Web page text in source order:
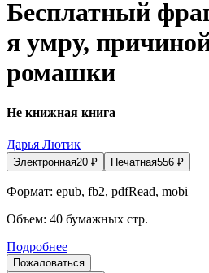
Бесплатный
я умру,
ромашки
Не книжная книга
Дарья Лютик
Электронная20 ₽ Печатная556 ₽
Формат: epub, fb2, pdfRead, mobi
Объем: 40 бумажных стр.
Подробнее
Пожаловаться